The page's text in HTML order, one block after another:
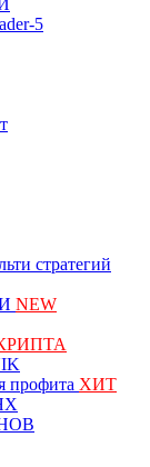
5
стратегий
NEW
профита ХИТ